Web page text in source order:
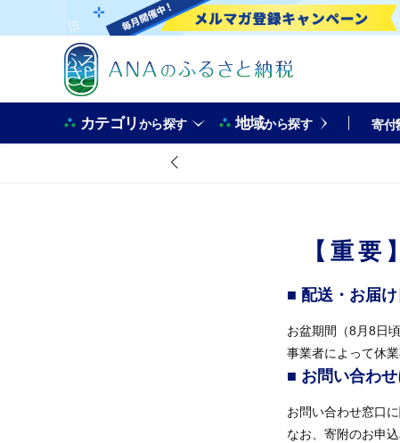
カテゴリから探す 地域から探す 寄付
【重
■ 配送・お届
お盆期間（8月8日
事業者によって休
■ お問い合わ
お問い合わせ窓口
なお、寄附のお申